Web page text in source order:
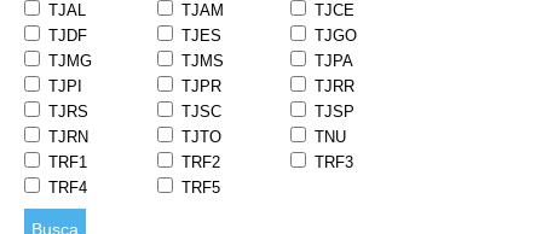
TJAL
TJAM
TJCE
TJDF
TJES
TJGO
TJMG
TJMS
TJPA
TJPI
TJPR
TJRR
TJRS
TJSC
TJSP
TJRN
TJTO
TNU
TRF1
TRF2
TRF3
TRF4
TRF5
Busca